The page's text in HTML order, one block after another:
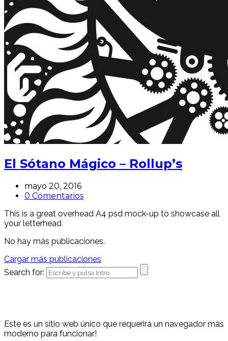
El Sótano Mágico – Rollup’s
mayo 20, 2016
0 Comentarios
This is a great overhead A4 psd mock-up to showcase all
your letterhead
No hay más publicaciones.
Cargar más publicaciones
Search for:
Este es un sitio web único que requerirá un navegador más
moderno para funcionar!